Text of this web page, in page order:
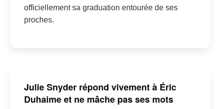
officiellement sa graduation entourée de ses
proches.
Julie Snyder répond vivement à Éric
Duhaime et ne mâche pas ses mots